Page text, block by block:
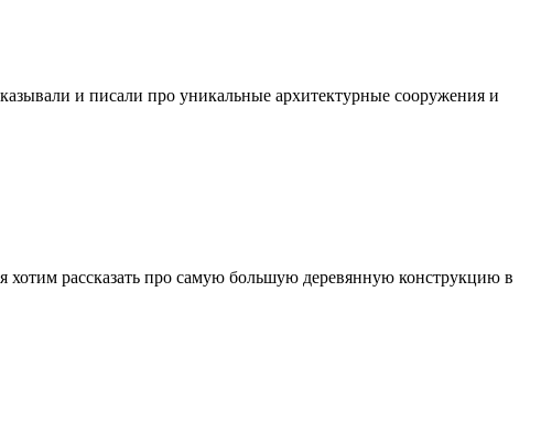
и писали про уникальные архитектурные сооружения и
рассказать про самую большую деревянную конструкцию в